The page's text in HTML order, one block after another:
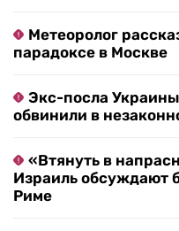
Метеоролог
парадоксе в Москве
Экс-посла
обвинили в
«Втянуть в
Израиль обсуждают
Риме